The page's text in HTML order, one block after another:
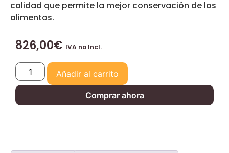
calidad que permite la mejor conservación de los
alimentos.
826,00€ IVA no Incl.
Añadir al carrito
Comprar ahora